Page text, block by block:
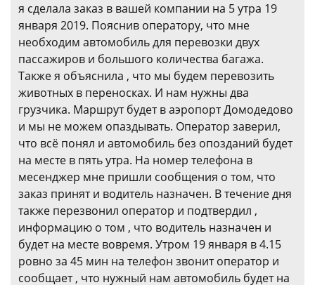
я сделала заказ в вашей компании на 5 утра 19
января 2019. Пояснив оператору, что мне
необходим автомобиль для перевозки двух
пассажиров и большого количества багажа.
Также я объяснила , что мы будем перевозить
животных в переносках. И нам нужны два
грузчика. Маршрут будет в аэропорт Домодедово
и мы не можем опаздывать. Оператор заверил,
что всё понял и автомобиль без опозданий будет
на месте в пять утра. На номер телефона в
месенджер мне пришли сообщения о том, что
заказ принят и водитель назначен. В течение дня
также перезвонил оператор и подтвердил ,
информацию о том , что водитель назначен и
будет на месте вовремя. Утром 19 января в 4.15
ровно за 45 мин на телефон звонит оператор и
сообщает , что нужный нам автомобиль будет на